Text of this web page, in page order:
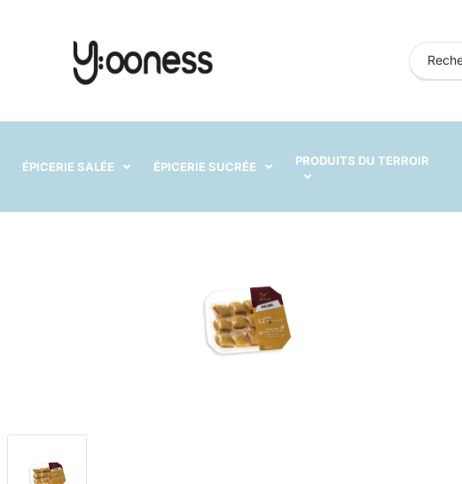
ÉPICERIE SALÉE ÉPICERIE SUCRÉE PRODUITS DU TERROIR